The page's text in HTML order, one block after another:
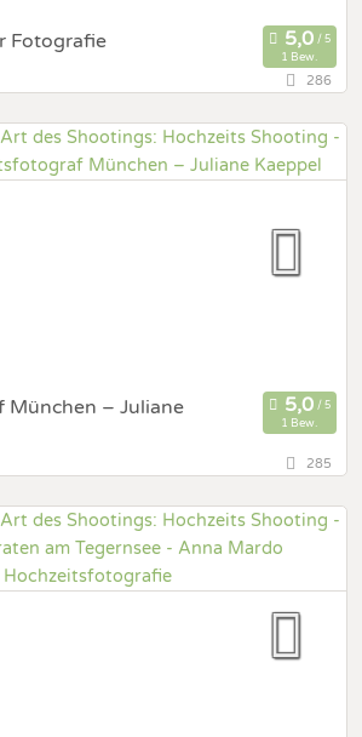
Fotografie
1 Bew.
Prewedding Shooting
Fotostory
286
München – Juliane
1 Bew.
Deutschland
Prewedding Shooting
Fotostory
285